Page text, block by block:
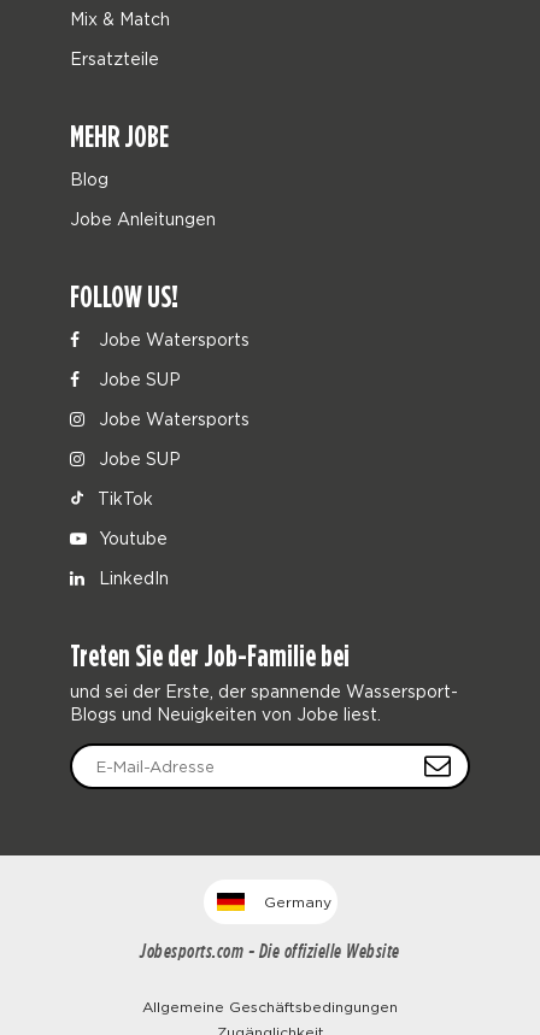
Mix & Match
Ersatzteile
MEHR JOBE
Blog
Jobe Anleitungen
FOLLOW US!
Jobe Watersports
Jobe SUP
Jobe Watersports
Jobe SUP
TikTok
Youtube
LinkedIn
Treten Sie der Job-Familie bei
und sei der Erste, der spannende Wassersport-
Blogs und Neuigkeiten von Jobe liest.
Germany
Jobesports.com - Die offizielle Website
Allgemeine Geschäftsbedingungen